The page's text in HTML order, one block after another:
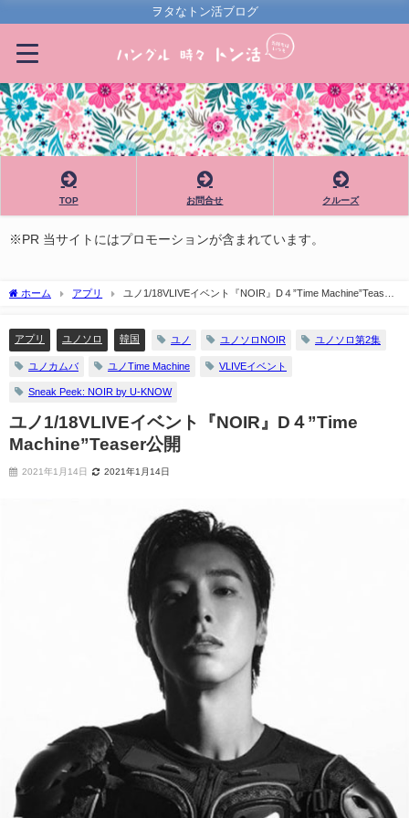
ヲタなトン活ブログ
TOP お問合せ クルーズ
※PR 当サイトにはプロモーションが含まれています。
ホーム アプリ
ユノ1/18VLIVEイベント『NOIR』D４”Time Machine”Teaser
アプリ ユノソロ 韓国 ユノ ユノソロNOIR ユノソロ第2集
ユノカムバ ユノTime Machine VLIVEイベント
Sneak Peek: NOIR by U-KNOW
ユノ1/18VLIVEイベント『NOIR』D４”Time
Machine”Teaser公開
2021年1月14日 2021年1月14日